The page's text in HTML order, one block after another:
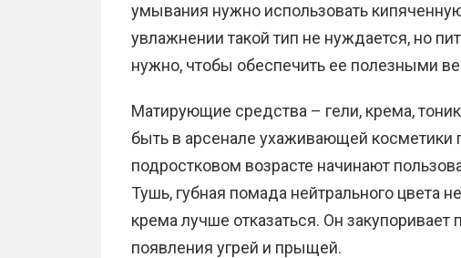
умывания нужно использовать
увлажнении такой тип не нуждается, но
нужно, чтобы обеспечить ее полезными
Матирующие средства – гели, крема,
быть в арсенале ухаживающей косметики
подростковом возрасте начинают
Тушь, губная помада нейтрального цвета
крема лучше отказаться. Он закупоривает
появления угрей и прыщей.